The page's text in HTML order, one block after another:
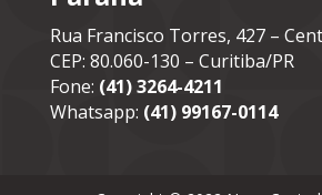
Rua Francisco Torres, 427 –
CEP: 80.060-130 – Curitiba/PR
Fone: (41) 3264-4211
Whatsapp: (41) 99167-0114